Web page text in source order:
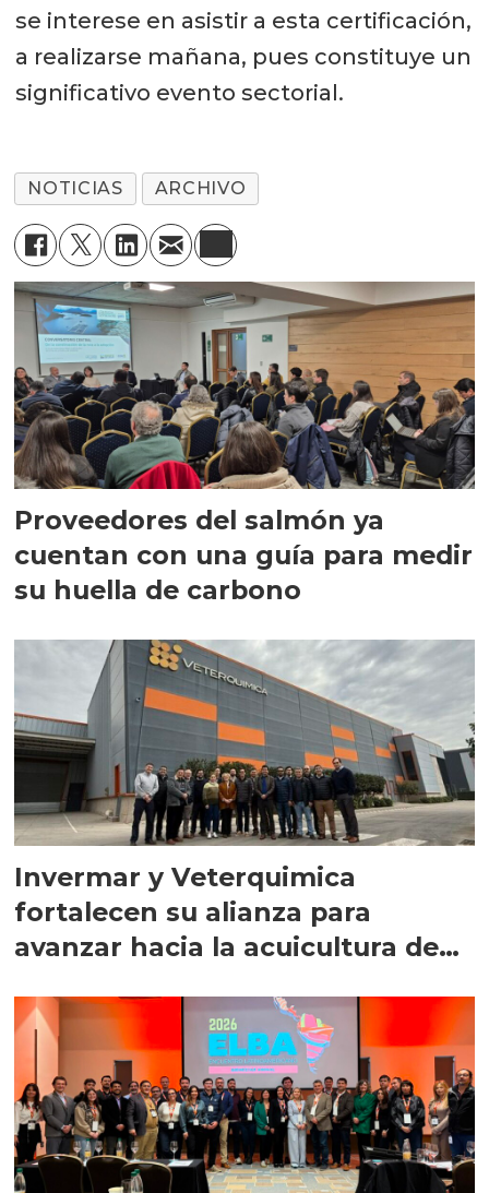
se interese en asistir a esta certificación,
a realizarse mañana, pues constituye un
significativo evento sectorial.
NOTICIAS ARCHIVO
Proveedores del salmón ya
cuentan con una guía para medir
su huella de carbono
Invermar y Veterquimica
fortalecen su alianza para
avanzar hacia la acuicultura de